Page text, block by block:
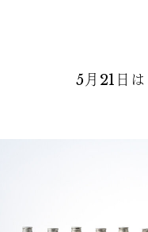
5月21日